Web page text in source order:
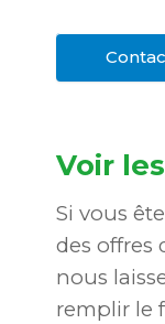
Voir
Si vous
des offres
nous
remplir le